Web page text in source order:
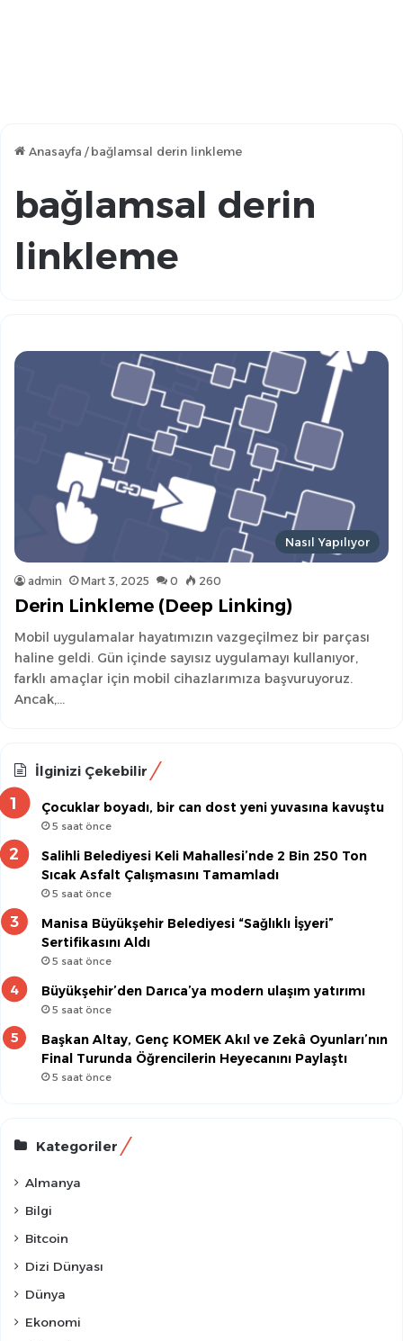
Anasayfa / bağlamsal derin linkleme
bağlamsal derin
linkleme
Nasıl Yapılıyor
admin Mart 3, 2025 0 260
Derin Linkleme (Deep Linking)
Mobil uygulamalar hayatımızın vazgeçilmez bir parçası
haline geldi. Gün içinde sayısız uygulamayı kullanıyor,
farklı amaçlar için mobil cihazlarımıza başvuruyoruz.
Ancak,…
İlginizi Çekebilir
Çocuklar boyadı, bir can dost yeni yuvasına kavuştu
5 saat önce
Salihli Belediyesi Keli Mahallesi’nde 2 Bin 250 Ton
Sıcak Asfalt Çalışmasını Tamamladı
5 saat önce
Manisa Büyükşehir Belediyesi “Sağlıklı İşyeri”
Sertifikasını Aldı
5 saat önce
Büyükşehir’den Darıca’ya modern ulaşım yatırımı
5 saat önce
Başkan Altay, Genç KOMEK Akıl ve Zekâ Oyunları’nın
Final Turunda Öğrencilerin Heyecanını Paylaştı
5 saat önce
Kategoriler
Almanya
Bilgi
Bitcoin
Dizi Dünyası
Dünya
Ekonomi